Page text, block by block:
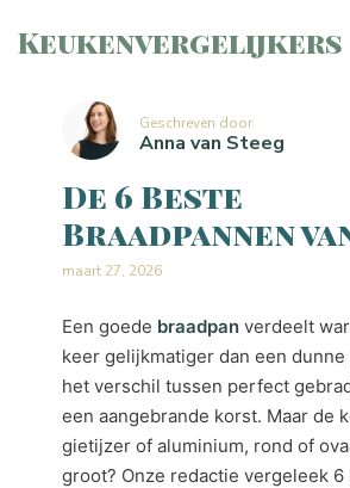
Keukenvergelijkers
Geschreven door
Anna van Steeg
De 6 Beste
Braadpannen
maart 27, 2026
Een goede braadpan verdeelt
keer gelijkmatiger dan een
het verschil tussen perfect
een aangebrande korst. Maar de
gietijzer of aluminium, rond of
groot? Onze redactie vergeleek 6